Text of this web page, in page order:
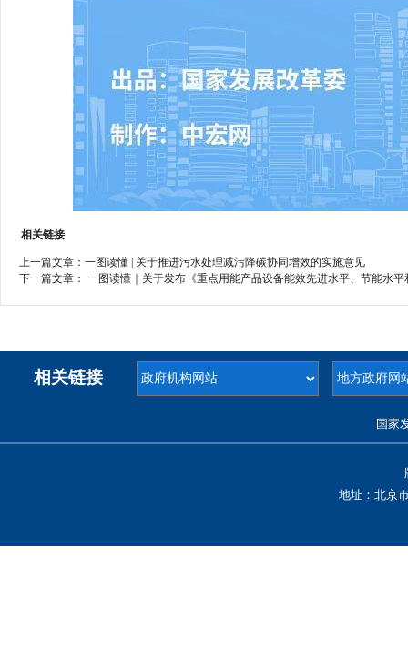
相关链接
上一篇文章： 一图读懂 | 关于推进污水处理减污降碳协同增效的实施意见
下一篇文章： 一图读懂｜关于发布《重点用能产品设备能效先进水平、节能水
相关链接
国家
地址：北京